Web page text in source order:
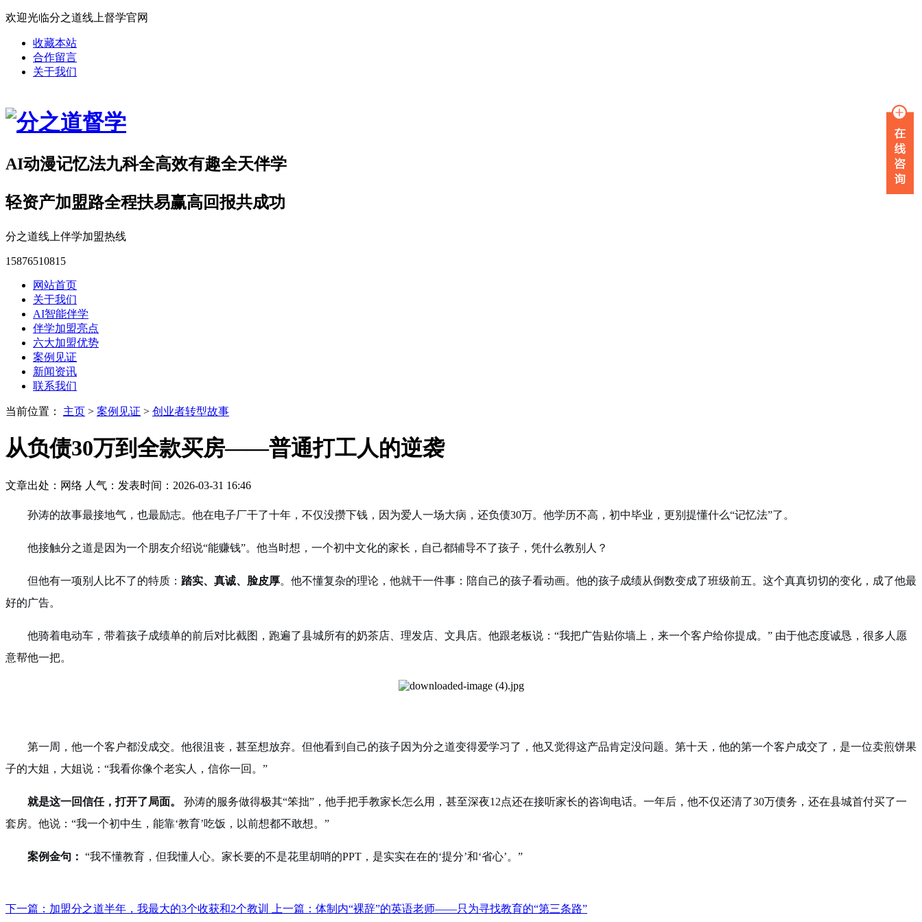
欢迎光临分之道线上督学官网
收藏本站
合作留言
关于我们
AI动漫记忆法九科全高效有趣全天伴学
轻资产加盟路全程扶易赢高回报共成功
分之道线上伴学加盟热线
15876510815
网站首页
关于我们
AI智能伴学
伴学加盟亮点
六大加盟优势
案例见证
新闻资讯
联系我们
当前位置： 主页 > 案例见证 > 创业者转型故事
从负债30万到全款买房——普通打工人的逆袭
文章出处：网络 人气： 发表时间：2026-03-31 16:46
孙涛的故事最接地气，也最励志。他在电子厂干了十年，不仅没攒下钱，因为爱人一场大病，还负债30万。他学历不高，初中毕业，更别提懂什么“记忆法”了。
他接触分之道是因为一个朋友介绍说“能赚钱”。他当时想，一个初中文化的家长，自己都辅导不了孩子，凭什么教别人？
但他有一项别人比不了的特质： 踏实、真诚、脸皮厚。他不懂复杂的理论，他就干一件事：陪自己的孩子看动画。他的孩子成绩从倒数变成了班级前五。这个真真切切的变化，成了他最
好的广告。
他骑着电动车，带着孩子成绩单的前后对比截图，跑遍了县城所有的奶茶店、理发店、文具店。他跟老板说：“我把广告贴你墙上，来一个客户给你提成。” 由于他态度诚恳，很多人愿
意帮他一把。
第一周，他一个客户都没成交。他很沮丧，甚至想放弃。但他看到自己的孩子因为分之道变得爱学习了，他又觉得这产品肯定没问题。第十天，他的第一个客户成交了，是一位卖煎饼果
子的大姐，大姐说：“我看你像个老实人，信你一回。”
就是这一回信任，打开了局面。
孙涛的服务做得极其“笨拙”，他手把手教家长怎么用，甚至深夜12点还在接听家长的咨询电话。一年后，他不仅还清了30万债务，还在县城首付买了一
套房。他说：“我一个初中生，能靠‘教育’吃饭，以前想都不敢想。”
案例金句： “我不懂教育，但我懂人心。家长要的不是花里胡哨的PPT，是实实在在的‘提分’和‘省心’。”
下一篇：加盟分之道半年，我最大的3个收获和2个教训 上一篇：体制内“裸辞”的英语老师——只为寻找教育的“第三条路”